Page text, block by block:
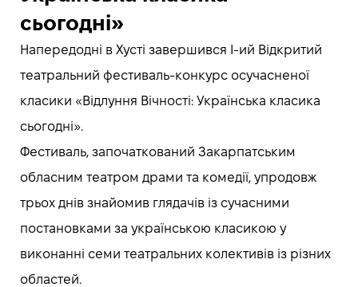
сьогодні»
Напередодні в Хусті завершився І-ий Відкритий
театральний фестиваль-конкурс осучасненої
класики «Відлуння Вічності: Українська класика
сьогодні».
Фестиваль, започаткований Закарпатським
обласним театром драми та комедії, упродовж
трьох днів знайомив глядачів із сучасними
постановками за українською класикою у
виконанні семи театральних колективів із різних
областей.